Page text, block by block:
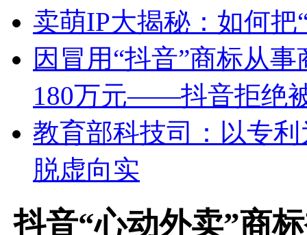
卖萌IP大揭秘：如何把
因冒用“抖音”商标从
180万元——抖音拒绝
教育部科技司：以专
脱虚向实
抖音“心动外卖”商